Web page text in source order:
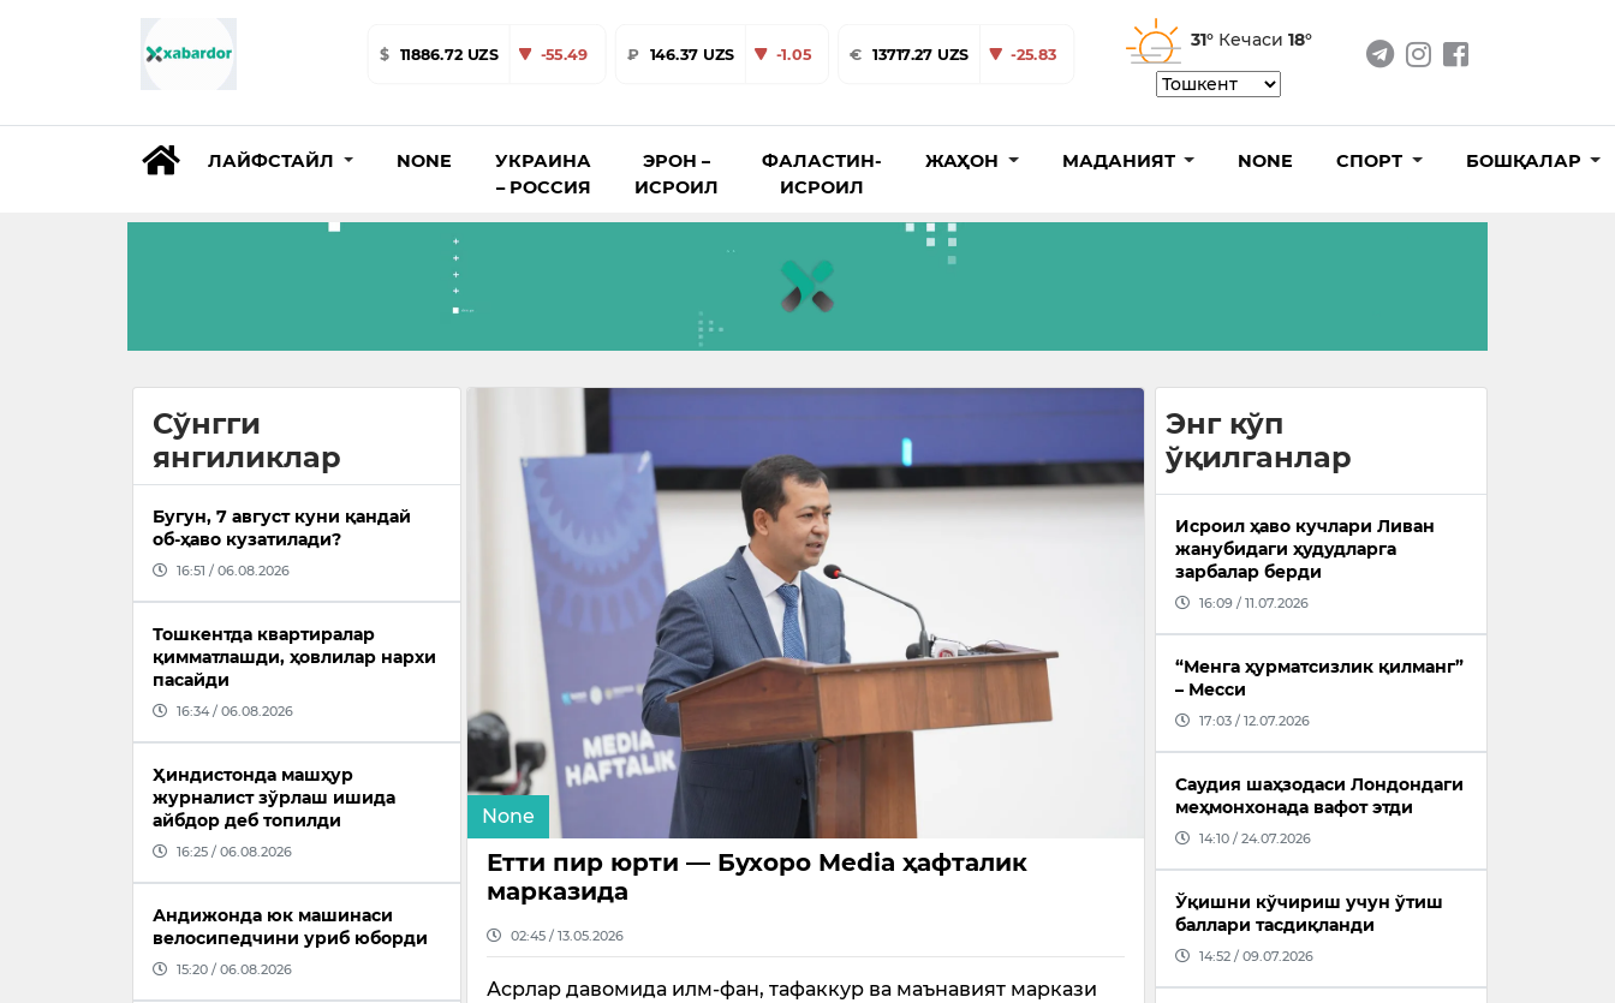
$ 11886.72 UZS -55.49 ₽ 146.37 UZS -1.05 € 13717.27 UZS -25.83
31° Кечаси 18°
ЛАЙФСТАЙЛ NONE
УКРАИНА
– РОССИЯ
ЭРОН –
ИСРОИЛ
ФАЛАСТИН-
ИСРОИЛ
ЖАҲОН МАДАНИЯТ NONE СПОРТ БОШҚАЛАР
Сўнгги
янгиликлар
Бугун, 7 август куни қандай
об-ҳаво кузатилади?
16:51 / 06.08.2026
Тошкентда квартиралар
қимматлашди, ҳовлилар нархи
пасайди
16:34 / 06.08.2026
Ҳиндистонда машҳур
журналист зўрлаш ишида
айбдор деб топилди
16:25 / 06.08.2026
Андижонда юк машинаси
велосипедчини уриб юборди
15:20 / 06.08.2026
None
Етти пир юрти — Бухоро Media ҳафталик
марказида
02:45 / 13.05.2026
Асрлар давомида илм-фан, тафаккур ва маънавият маркази
Энг кўп
ўқилганлар
Исроил ҳаво кучлари Ливан
жанубидаги ҳудудларга
зарбалар берди
16:09 / 11.07.2026
“Менга ҳурматсизлик қилманг”
– Месси
17:03 / 12.07.2026
Саудия шаҳзодаси Лондондаги
меҳмонхонада вафот этди
14:10 / 24.07.2026
Ўқишни кўчириш учун ўтиш
баллари тасдиқланди
14:52 / 09.07.2026